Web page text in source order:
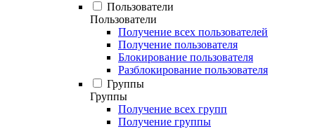
Пользователи
Пользователи
Получение всех пользователей
Получение пользователя
Блокирование пользователя
Разблокирование пользователя
Группы
Группы
Получение всех групп
Получение группы